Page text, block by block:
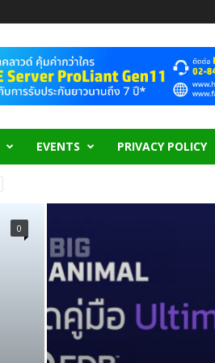
EVENTS PRIVACY POLICY
0